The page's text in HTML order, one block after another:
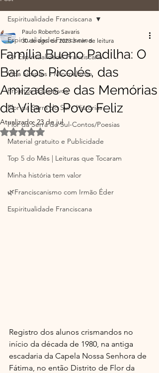
Espiritualidade Franciscana
👉 Espiritualidade Franciscana
Vida Simples - Minimalismo
Projetos Educativos
Flor da Serra do Sul - Histórias
Flor da Serra do Sul-Contos/Poesias
Material gratuito e Publicidade
Top 5 do Mês | Leituras que Tocaram
Minha história tem valor
🌿Franciscanismo com Irmão Éder
Espiritualidade Franciscana
Espiritualidade Franciscana
Família Bueno Padilha: O
Bar dos Picolés, das
Amizades e das Memórias
da Vila do Povo Feliz
Paulo Roberto Savaris
30 de ago. de 2023 3 min de leitura
Atualizado:23 de jul.
Avaliado com NaN de 5 estrelas.
Registro dos alunos crismandos no
início da década de 1980, na antiga
escadaria da Capela Nossa Senhora de
Fátima, no então Distrito de Flor da